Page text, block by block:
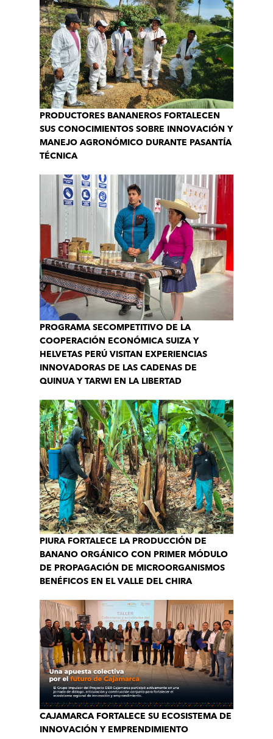
PRODUCTORES BANANEROS FORTALECEN
SUS CONOCIMIENTOS SOBRE INNOVACIÓN Y
MANEJO AGRONÓMICO DURANTE PASANTÍA
TÉCNICA
PROGRAMA SECOMPETITIVO DE LA
COOPERACIÓN ECONÓMICA SUIZA Y
HELVETAS PERÚ VISITAN EXPERIENCIAS
INNOVADORAS DE LAS CADENAS DE
QUINUA Y TARWI EN LA LIBERTAD
PIURA FORTALECE LA PRODUCCIÓN DE
BANANO ORGÁNICO CON PRIMER MÓDULO
DE PROPAGACIÓN DE MICROORGANISMOS
BENÉFICOS EN EL VALLE DEL CHIRA
CAJAMARCA FORTALECE SU ECOSISTEMA DE
INNOVACIÓN Y EMPRENDIMIENTO